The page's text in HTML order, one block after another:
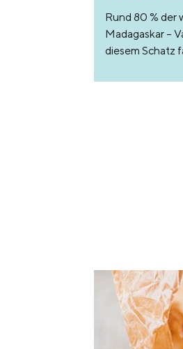
Rund 80 % der
Madagaskar –
diesem Schatz